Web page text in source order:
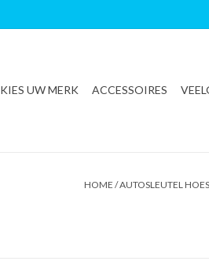
KIES UW MERK ACCESSOIRES
HOME /AUTOSLEUTEL